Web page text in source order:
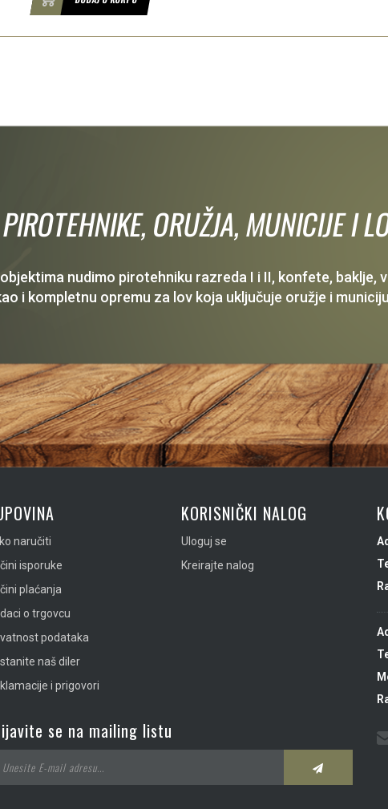
ORUŽJA, MUNICIJE I
nudimo pirotehniku razreda I i II, konfete, baklje,
i kompletnu opremu za lov koja uključuje oružje i
naručiti
isporuke
plaćanja
o trgovcu
podataka
naš diler
i prigovori
KORISNIČKI NALOG
Uloguj se
Kreirajte nalog
se na mailing listu